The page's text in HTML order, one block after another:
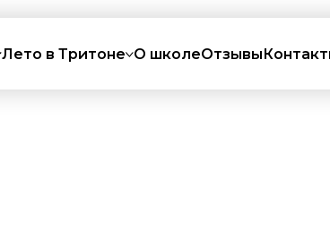
Лето в Тритоне О школеОтзывы